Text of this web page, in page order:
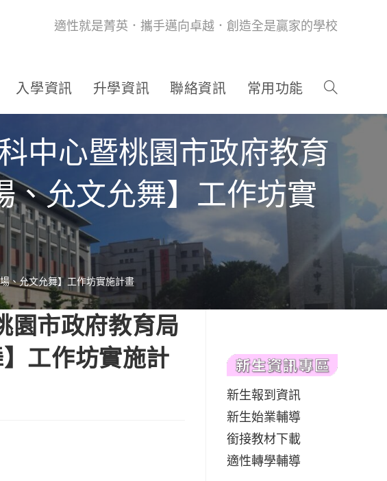
適性就是菁英．攜手邁向卓越．創造全是贏家的學校
入學資訊 升學資訊 聯絡資訊 常用功能
中心暨桃園市政府教育
允文允舞】工作坊實
、允文允舞】工作坊實施計畫
園市政府教育局
工作坊實施計
新生報到資訊
新生始業輔導
銜接教材下載
適性轉學輔導